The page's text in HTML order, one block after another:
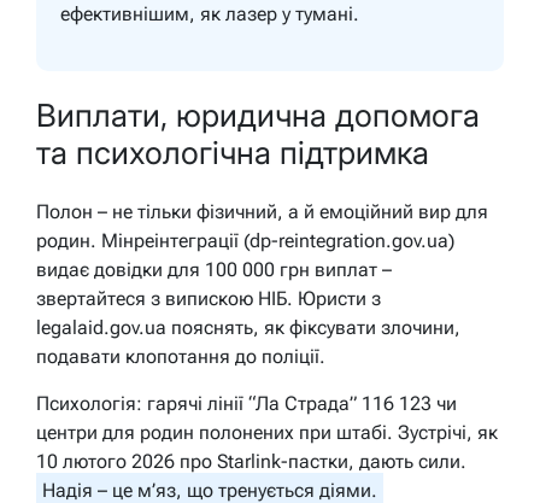
ефективнішим, як лазер у тумані.
Виплати, юридична допомога
та психологічна підтримка
Полон – не тільки фізичний, а й емоційний вир для
родин. Мінреінтеграції (dp-reintegration.gov.ua)
видає довідки для 100 000 грн виплат –
звертайтеся з випискою НІБ. Юристи з
legalaid.gov.ua пояснять, як фіксувати злочини,
подавати клопотання до поліції.
Психологія: гарячі лінії “Ла Страда” 116 123 чи
центри для родин полонених при штабі. Зустрічі, як
10 лютого 2026 про Starlink-пастки, дають сили.
Надія – це м’яз, що тренується діями.